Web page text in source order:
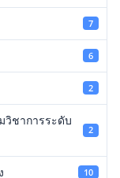
7
6
2
วิชาการระดับ
2
10